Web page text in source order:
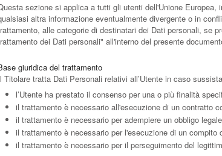
sezione si applica a tutti gli utenti dell'Unione
altra informazione eventualmente divergente o in
alle categorie di destinatari dei Dati personali, se
dei Dati personali" all'interno del presente
giuridica del trattamento
Titolare tratta Dati Personali relativi all’Utente in caso
l’Utente ha prestato il consenso per una o più finalità
il trattamento è necessario all'esecuzione di un contratto
il trattamento è necessario per adempiere un obbligo
il trattamento è necessario per l'esecuzione di un
il trattamento è necessario per il perseguimento del